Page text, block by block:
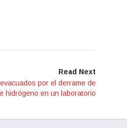
Read Next
por el derrame de
hidrógeno en un laboratorio